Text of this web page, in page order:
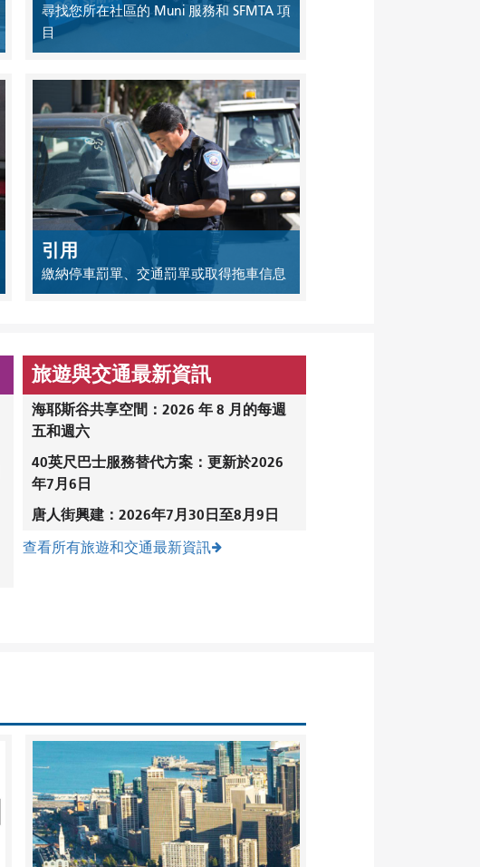
尋找您所在社區的 Muni 服務和 SFMTA 項
目
引用
繳納停車罰單、交通罰單或取得拖車信息
旅遊與交通最新資訊
海耶斯谷共享空間：2026 年 8 月的每週
五和週六
40英尺巴士服務替代方案：更新於2026
年7月6日
唐人街興建：2026年7月30日至8月9日
查看所有旅遊和交通最新資訊